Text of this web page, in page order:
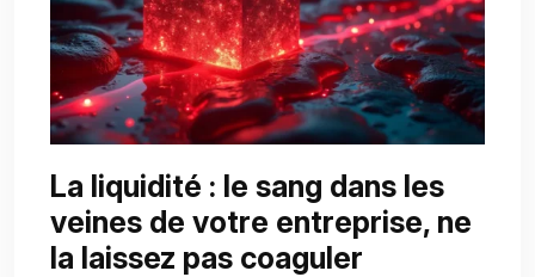
La liquidité : le sang dans les
veines de votre entreprise, ne
la laissez pas coaguler